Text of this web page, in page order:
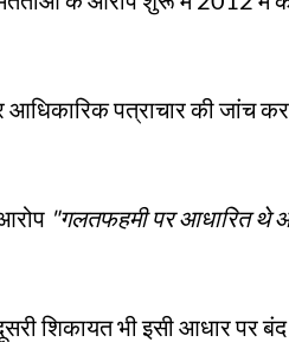
आधिकारिक पत्राचार की
"गलतफहमी पर आधारित थे
शिकायत भी इसी आधार पर